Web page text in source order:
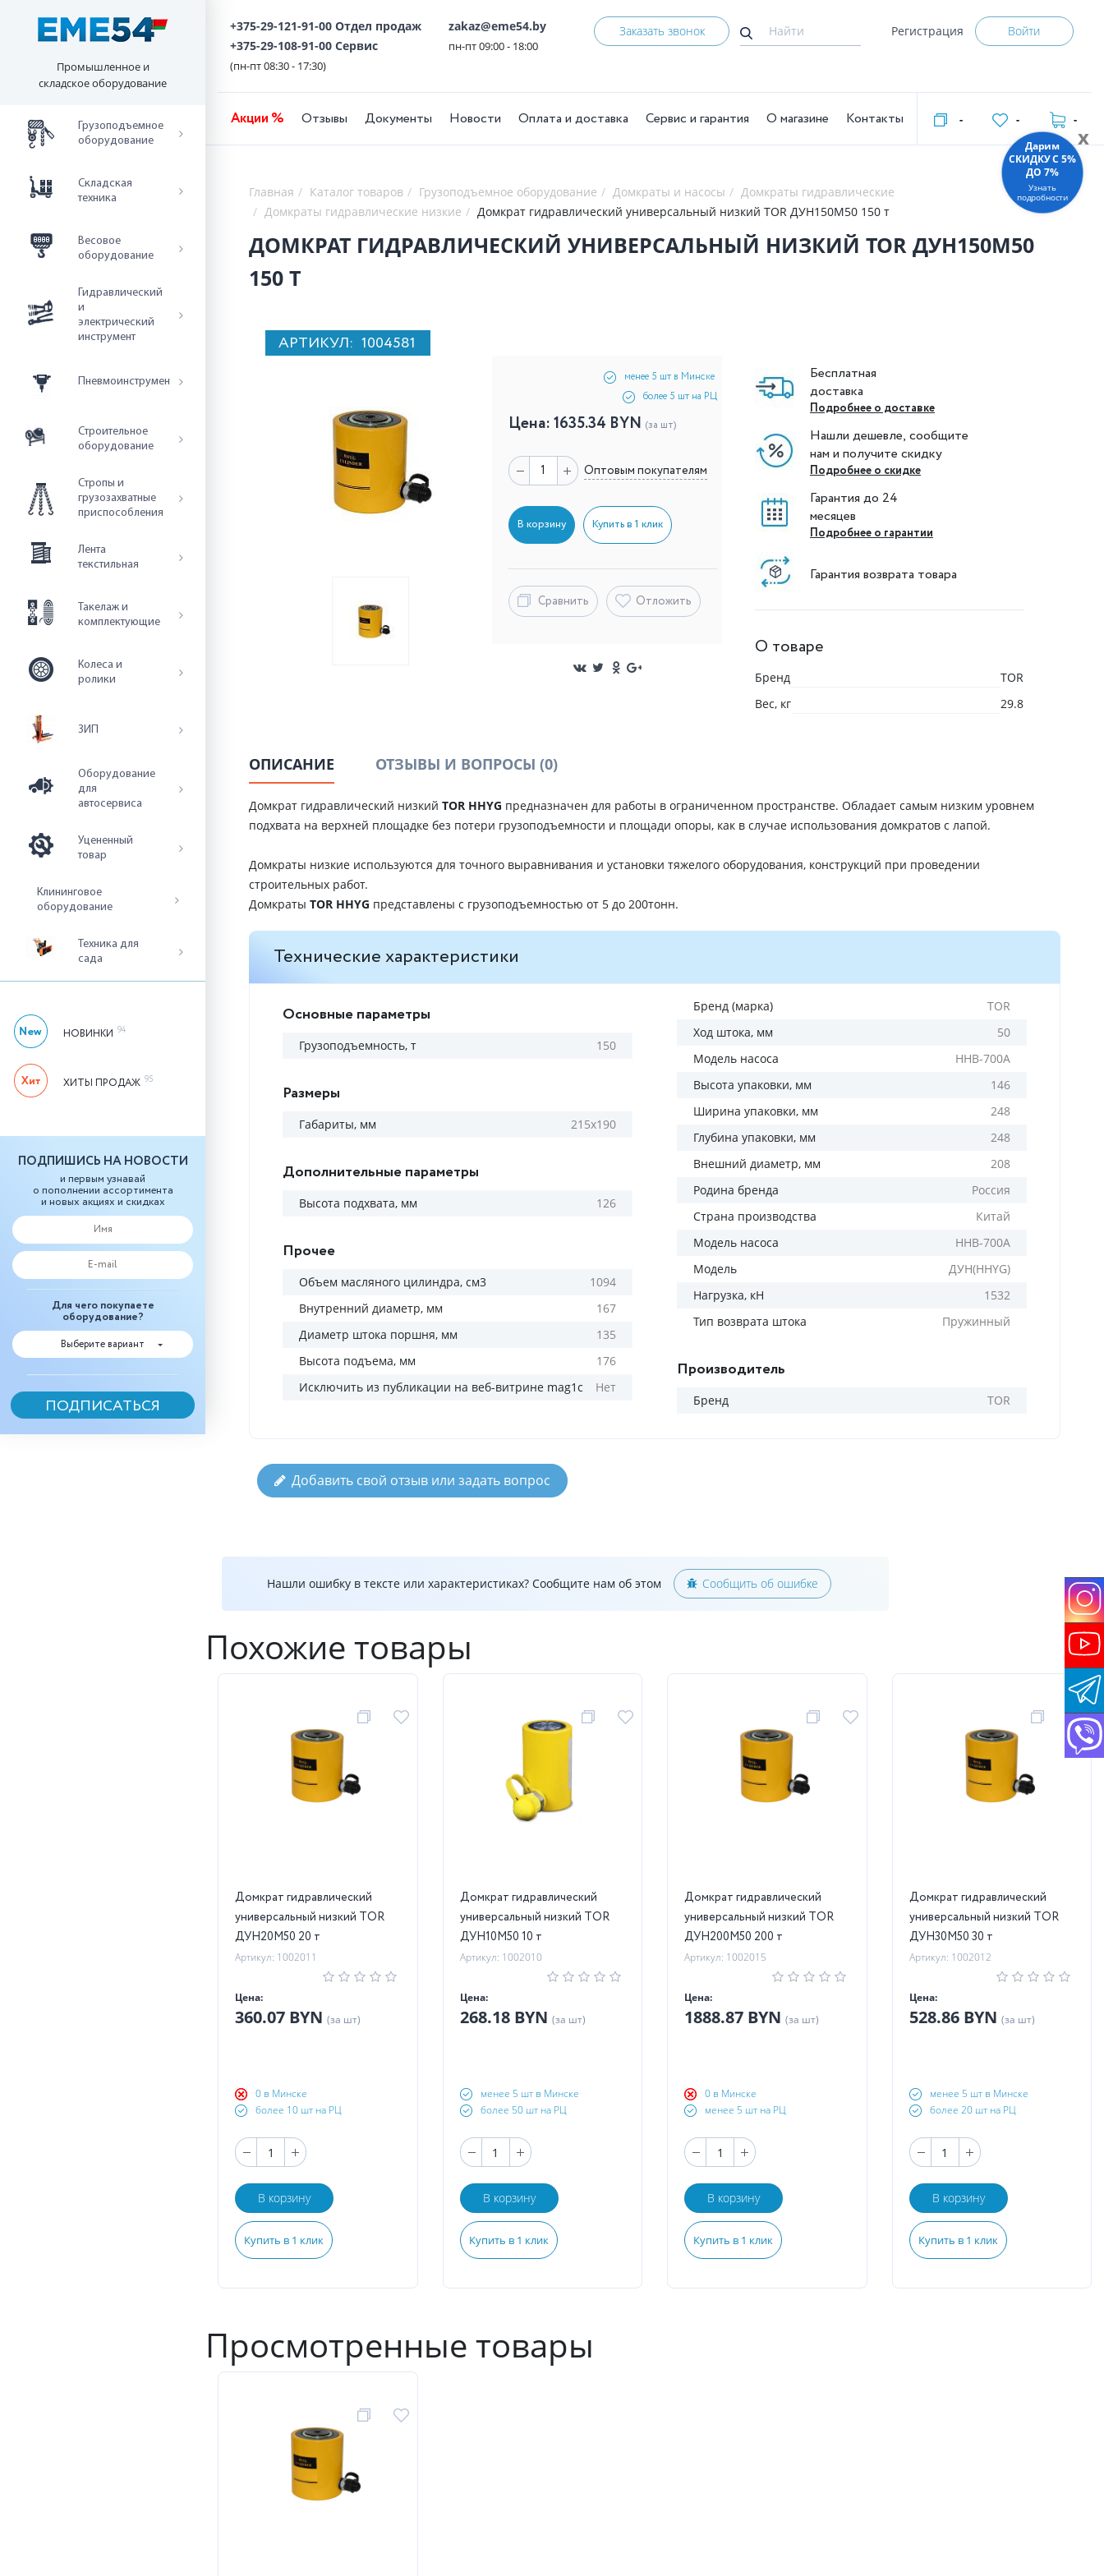
Промышленное и
складское оборудование
Грузоподъемное
оборудование
Складская
техника
Весовое
оборудование
Гидравлический
и
электрический
инструмент
Пневмоинструмент
Строительное
оборудование
Стропы и
грузозахватные
приспособления
Лента
текстильная
Такелаж и
комплектующие
Колеса и
ролики
ЗИП
Оборудование
для
автосервиса
Уцененный
товар
Клининговое
оборудование
Техника для
сада
НОВИНКИ 94
ХИТЫ ПРОДАЖ 95
ПОДПИШИСЬ НА НОВОСТИ
и первым узнавай
о пополнении ассортимента
и новых акциях и скидках
Для чего покупаете
оборудование?
Выберите вариант
+375-29-121-91-00 Отдел продаж
+375-29-108-91-00 Сервис
(пн-пт 08:30 - 17:30)
zakaz@eme54.by
пн-пт 09:00 - 18:00
Заказать звонок Регистрация Войти
Акции % Отзывы Документы Новости Оплата и доставка Сервис и гарантия О магазине Контакты - - -
Главная Каталог товаров Грузоподъемное оборудование Домкраты и насосы
Домкраты гидравлические
Домкраты гидравлические низкие
Домкрат гидравлический универсальный низкий TOR ДУН150М50 150 т
ДОМКРАТ ГИДРАВЛИЧЕСКИЙ УНИВЕРСАЛЬНЫЙ НИЗКИЙ TOR ДУН150М50
150 Т
АРТИКУЛ: 1004581
менее 5 шт в Минске
более 5 шт на РЦ
Цена:1635.34 BYN (за шт)
Оптовым покупателям
В корзину Купить в 1 клик
Сравнить Отложить
Бесплатная
доставка
Подробнее о доставке
Нашли дешевле, сообщите
нам и получите скидку
Подробнее о скидке
Гарантия до 24
месяцев
Подробнее о гарантии
Гарантия возврата товара
О товаре
Бренд
TOR
Вес, кг
29.8
ОПИСАНИЕ ОТЗЫВЫ И ВОПРОСЫ (0)
Домкрат гидравлический низкий TOR HHYG предназначен для работы в ограниченном пространстве. Обладает самым низким уровнем
подхвата на верхней площадке без потери грузоподъемности и площади опоры, как в случае использования домкратов с лапой.
Домкраты низкие используются для точного выравнивания и установки тяжелого оборудования, конструкций при проведении
строительных работ.
Домкраты TOR HHYG представлены с грузоподъемностью от 5 до 200тонн.
Технические характеристики
Основные параметры
Грузоподъемность, т 150
Размеры
Габариты, мм 215x190
Дополнительные параметры
Высота подхвата, мм 126
Прочее
Объем масляного цилиндра, см3
1094
Внутренний диаметр, мм
167
Диаметр штока поршня, мм
135
Высота подъема, мм
176
Исключить из публикации на веб-витрине mag1c
Нет
Бренд (марка)
TOR
Ход штока, мм
50
Модель насоса
HHB-700A
Высота упаковки, мм
146
Ширина упаковки, мм
248
Глубина упаковки, мм
248
Внешний диаметр, мм
208
Родина бренда
Россия
Страна производства
Китай
Модель насоса
HHB-700A
Модель
ДУН(HHYG)
Нагрузка, кН
1532
Тип возврата штока
Пружинный
Производитель
Бренд TOR
Добавить свой отзыв или задать вопрос
Нашли ошибку в тексте или характеристиках? Сообщите нам об этом Сообщить об ошибке
Похожие товары
Домкрат гидравлический
универсальный низкий TOR
ДУН20М50 20 т
Артикул: 1002011
Цена:
360.07 BYN (за шт)
0 в Минске
более 10 шт на РЦ
В корзину
Купить в 1 клик
Домкрат гидравлический
универсальный низкий TOR
ДУН10М50 10 т
Артикул: 1002010
Цена:
268.18 BYN (за шт)
менее 5 шт в Минске
более 50 шт на РЦ
В корзину
Купить в 1 клик
Домкрат гидравлический
универсальный низкий TOR
ДУН200М50 200 т
Артикул: 1002015
Цена:
1888.87 BYN (за шт)
0 в Минске
менее 5 шт на РЦ
В корзину
Купить в 1 клик
Домкрат гидравлический
универсальный низкий TOR
ДУН30М50 30 т
Артикул: 1002012
Цена:
528.86 BYN (за шт)
менее 5 шт в Минске
более 20 шт на РЦ
В корзину
Купить в 1 клик
Просмотренные товары
x
Дарим
СКИДКУ C 5%
ДО 7%
Узнать
подробности